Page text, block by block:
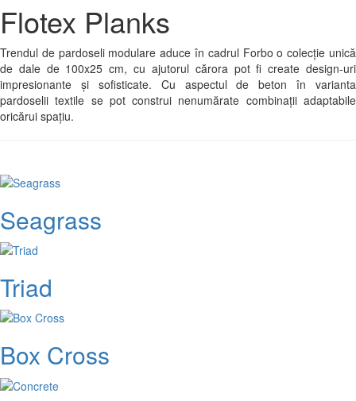
Flotex Planks
Trendul de pardoseli modulare aduce în cadrul Forbo o colecție unică
de dale de 100x25 cm, cu ajutorul cărora pot fi create design-uri
impresionante și sofisticate. Cu aspectul de beton în varianta
pardoselii textile se pot construi nenumărate combinații adaptabile
oricărui spațiu.
Seagrass
Triad
Box Cross